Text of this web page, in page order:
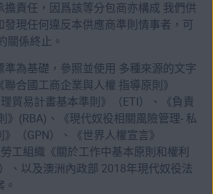
擔責任，因爲該等分包商亦構成 我們供
發現任何違反本供應商準則情事者，可
關係終止。
準為基礎，參照並使用 多種來源的文字
合國工商企業與人權 指導原則》
理貿易計畫基本準則》（ETI）、《負責
》(RBA)、《現代奴役相關風險管理- 私
（GPN）、《世界人權宣言》
勞工組織《關於工作中基本原則和權利
、以及澳洲內政部 2018年現代奴役法